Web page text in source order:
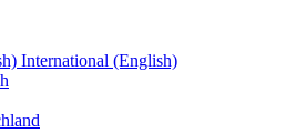
International (English)